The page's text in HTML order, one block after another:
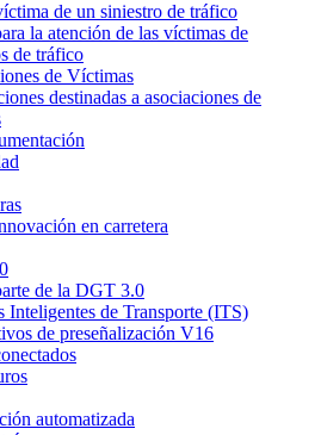
de un siniestro de tráfico
la atención de las víctimas de
de tráfico
de Víctimas
destinadas a asociaciones de
en carretera
de la DGT 3.0
Inteligentes de Transporte (ITS)
de preseñalización V16
automatizada